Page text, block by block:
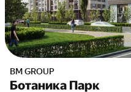
BM GROUP
Ботаника Парк